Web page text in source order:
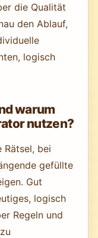
die Qualität
den Ablauf,
logisch
warum
nutzen?
Rätsel, bei
gefüllte
Gut
logisch
Regeln und